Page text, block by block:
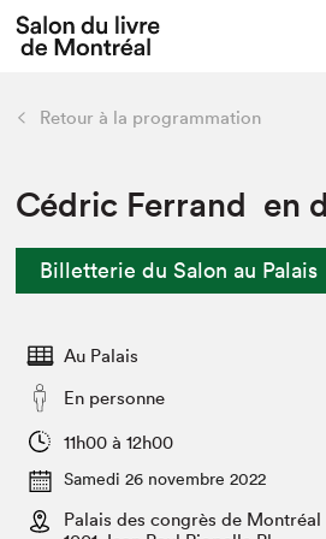
Espace médias
Espace exposant⋅e⋅s
Tout sur l'édition 2022
Actualités
Vidéos et Balados
Club de lecture
retour
Édition 2022
Nous connaître
Projets partenaires 2022
Archives
Liens pratiques
Retour à la programmation
Cédric Ferrand en
Billetterie du Salon au Palais
Au Palais
En personne
11h00 à 12h00
Samedi 26 novembre 2022
Palais des congrès de Montréal